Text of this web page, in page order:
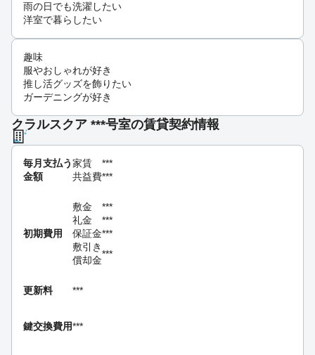
雨の日でも洗濯したい
洋室で暮らしたい
趣味
服やおしゃれが好き
推し活グッズを飾りたい
ガーデニングが好き
クラルスクア ***号室の賃貸契約情報
毎月支払う
金額
家賃
***
共益費***
初期費用
敷金
***
礼金
***
保証金***
敷引き
償却金
***
更新料 ***
鍵交換費用***